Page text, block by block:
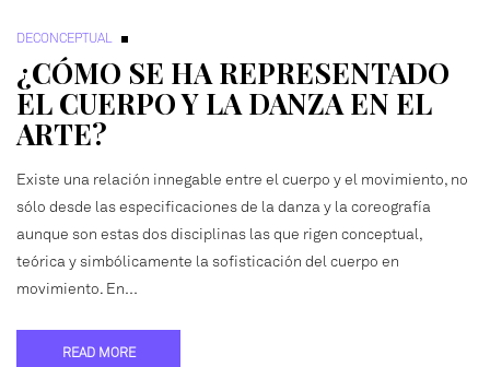
DECONCEPTUAL
¿CÓMO SE HA REPRESENTADO
EL CUERPO Y LA DANZA EN EL
ARTE?
Existe una relación innegable entre el cuerpo y el movimiento, no
sólo desde las especificaciones de la danza y la coreografía
aunque son estas dos disciplinas las que rigen conceptual,
teórica y simbólicamente la sofisticación del cuerpo en
movimiento. En…
READ MORE